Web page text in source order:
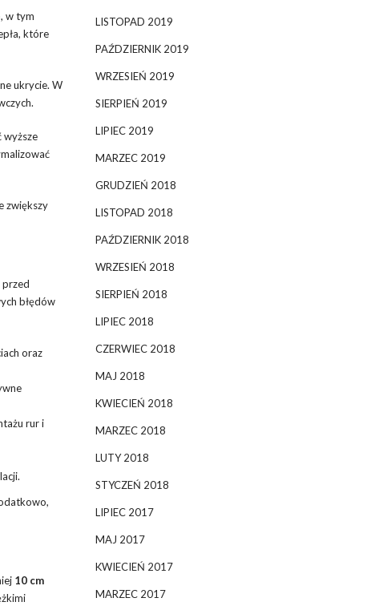
, w tym
które
ukrycie. W
wyższe
zwiększy
przed
błędów
oraz
rur i
10 cm
LISTOPAD 2019
PAŹDZIERNIK 2019
WRZESIEŃ 2019
SIERPIEŃ 2019
LIPIEC 2019
MARZEC 2019
GRUDZIEŃ 2018
LISTOPAD 2018
PAŹDZIERNIK 2018
WRZESIEŃ 2018
SIERPIEŃ 2018
LIPIEC 2018
CZERWIEC 2018
MAJ 2018
KWIECIEŃ 2018
MARZEC 2018
LUTY 2018
STYCZEŃ 2018
LIPIEC 2017
MAJ 2017
KWIECIEŃ 2017
MARZEC 2017